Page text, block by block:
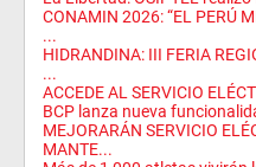
CONAMIN 2026: “EL PERÚ
...
HIDRANDINA: III FERIA
...
ACCEDE AL SERVICIO
BCP lanza nueva
MEJORARÁN SERVICIO
MANTE...